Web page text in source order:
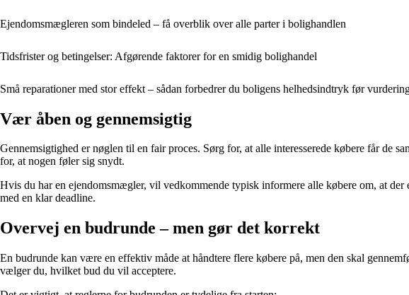
Ejendomsmægleren som bindeled – få overblik over alle parter i bolighandlen
Tidsfrister og betingelser: Afgørende faktorer for en smidig bolighandel
Små reparationer med stor effekt – sådan forbedrer du boligens helhedsindtryk før
Vær åben og gennemsigtig
Gennemsigtighed er nøglen til en fair proces. Sørg for, at alle interesserede købere får de
for, at nogen føler sig snydt.
Hvis du har en ejendomsmægler, vil vedkommende typisk informere alle købere om, at
med en klar deadline.
Overvej en budrunde – men gør det korrekt
En budrunde kan være en effektiv måde at håndtere flere købere på, men den skal
vælger du, hvilket bud du vil acceptere.